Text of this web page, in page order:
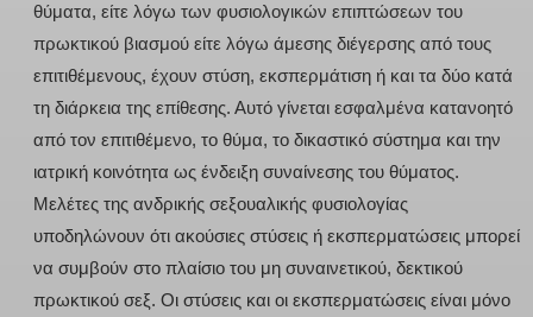
θύματα, είτε λόγω των φυσιολογικών επιπτώσεων του
πρωκτικού βιασμού είτε λόγω άμεσης διέγερσης από τους
επιτιθέμενους, έχουν στύση, εκσπερμάτιση ή και τα δύο κατά
τη διάρκεια της επίθεσης. Αυτό γίνεται εσφαλμένα κατανοητό
από τον επιτιθέμενο, το θύμα, το δικαστικό σύστημα και την
ιατρική κοινότητα ως ένδειξη συναίνεσης του θύματος.
Μελέτες της ανδρικής σεξουαλικής φυσιολογίας
υποδηλώνουν ότι ακούσιες στύσεις ή εκσπερματώσεις μπορεί
να συμβούν στο πλαίσιο του μη συναινετικού, δεκτικού
πρωκτικού σεξ. Οι στύσεις και οι εκσπερματώσεις είναι μόνο